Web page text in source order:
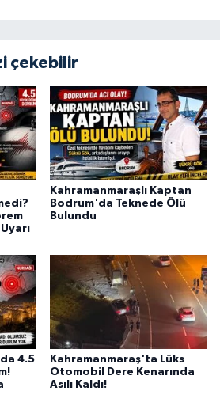
çekebilir
Kahramanmaraşlı Kaptan
Bodrum'da Teknede Ölü
Bulundu
4.5
Kahramanmaraş'ta Lüks
Otomobil Dere Kenarında
Asılı Kaldı!